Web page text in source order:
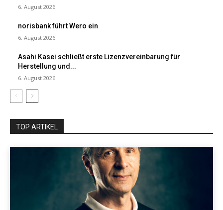
6. August 2026
norisbank führt Wero ein
6. August 2026
Asahi Kasei schließt erste Lizenzvereinbarung für
Herstellung und...
6. August 2026
TOP ARTIKEL